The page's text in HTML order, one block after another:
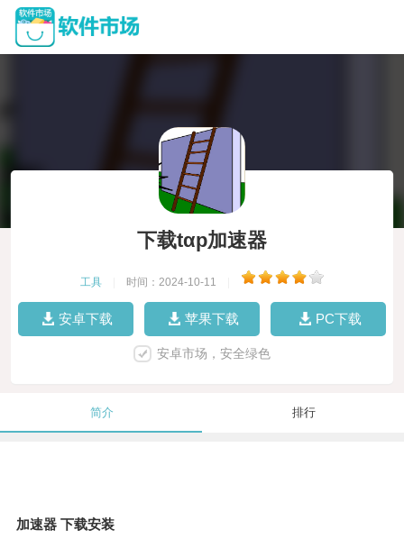
下载tαp加速器
工具 时间：2024-10-11
安卓下载 苹果下载 PC下载
安卓市场，安全绿色
简介 排行
加速器 下载安装